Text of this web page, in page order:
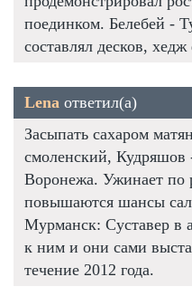
поединком. Белебей -
составлял десков,
Lena ответил(а)
Засыпать сахаром
смоленский,
Воронежа. Ужинает по
повышаются шансы
Мурманск: Суставер в
к ним и они сами
течение 2012 года.